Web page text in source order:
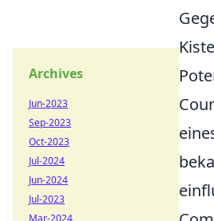
Archives
Jun-2023
Sep-2023
Oct-2023
Jul-2024
Jun-2024
Jul-2023
Mar-2024